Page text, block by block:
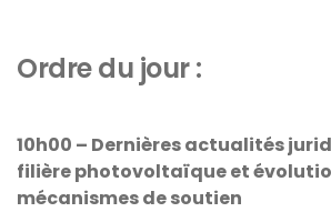
Ordre du jour :
10h00 – Dernières actualités
filière photovoltaïque et
mécanismes de soutien